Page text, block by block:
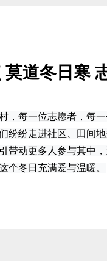
莫道冬日寒
每一位志愿者，每一
纷纷走进社区、田间
带动更多人参与其中
个冬日充满爱与温暖。